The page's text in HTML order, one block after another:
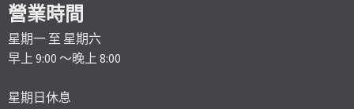
營業時間
星期一 至 星期六
早上 9:00 ～晚上 8:00
星期日休息